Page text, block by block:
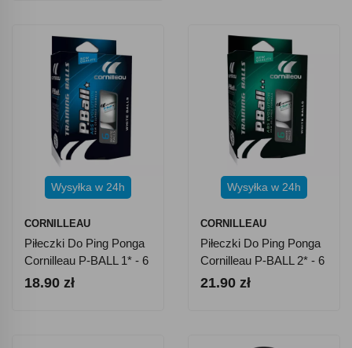
Wysyłka w 24h
CORNILLEAU
Piłeczki Do Ping Ponga
Cornilleau P-BALL 1* - 6
Szt. - Białe
18.90 zł
Wysyłka w 24h
CORNILLEAU
Piłeczki Do Ping Ponga
Cornilleau P-BALL 2* - 6
SZT. - Białe
21.90 zł